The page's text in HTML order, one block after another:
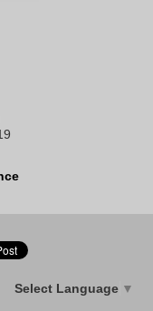
Select Language ▼